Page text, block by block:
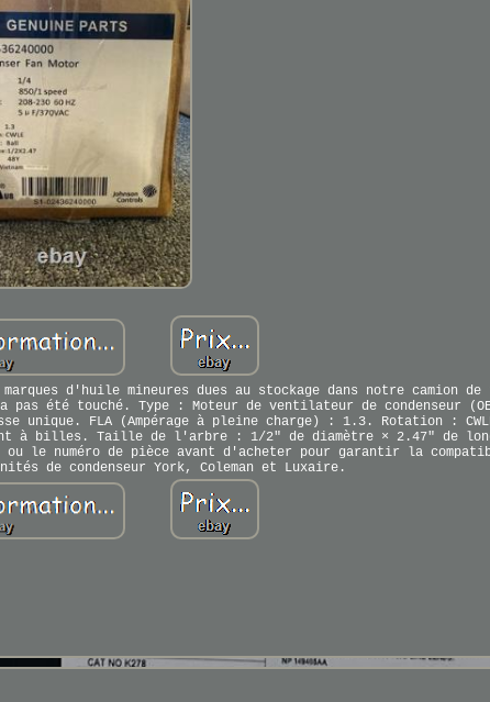
d'huile mineures dues au stockage dans notre camion
été touché. Type : Moteur de ventilateur de condenseur
unique. FLA (Ampérage à pleine charge) : 1.3. Rotation :
à billes. Taille de l'arbre : 1/2" de diamètre × 2.47" de
le numéro de pièce avant d'acheter pour garantir la
de condenseur York, Coleman et Luxaire.